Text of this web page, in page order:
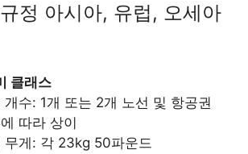
정 아시아, 유럽, 오세아
클래스
개수: 1개 또는 2개 노선 및 항공권
따라 상이
무게: 각 23kg 50파운드